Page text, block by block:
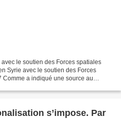
le soutien des Forces spatiales
Syrie avec le soutien des Forces
a indiqué une source au
s’impose. Par